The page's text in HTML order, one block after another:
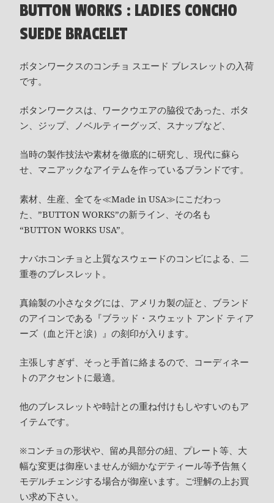
BUTTON WORKS : LADIES CONCHO
SUEDE BRACELET
ボタンワークスのコンチョ スエード ブレスレットの入荷
です。
ボタンワークスは、ワークウエアの脇役であった、ボタ
ン、ジップ、ノベルティーグッズ、スナップなど、
当時の製作技法や素材を徹底的に研究し、現代に蘇ら
せ、マニアックなアイテムを作っているブランドです。
素材、生産、全てを≪Made in USA≫にこだわっ
た、”BUTTON WORKS”の新ライン、その名も
“BUTTON WORKS USA”。
ナバホコンチョと上質なスウェードのコンビによる、二
重巻のブレスレット。
真鍮製の小さなタグには、アメリカ製の証と、ブランド
のアイコンである『ブラッド・スウェット アンド ティア
ーズ（血と汗と涙）』の刻印が入ります。
主張しすぎず、そっと手首に絡まるので、コーディネー
トのアクセントに最適。
他のブレスレットや時計との重ね付けもしやすいのもア
イテムです。
※コンチョの形状や、留め具部分の紐、プレート等、大
幅な変更は御座いませんが細かなデティール等予告無く
モデルチェンジする場合が御座います。ご理解の上お買
い求め下さい。